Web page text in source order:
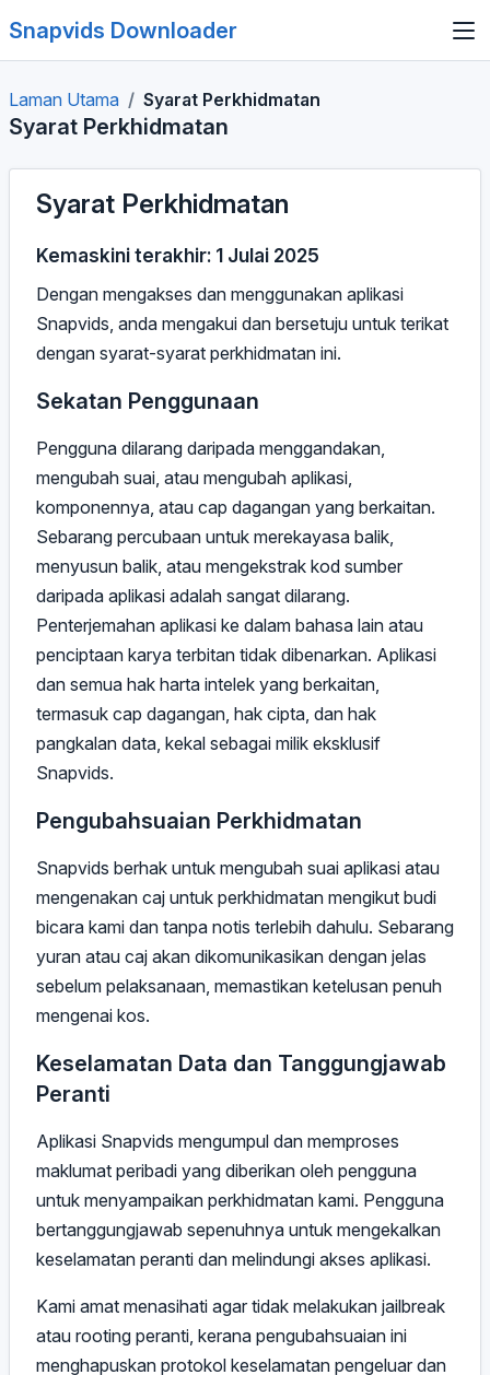
Snapvids Downloader
Laman Utama Syarat Perkhidmatan
Syarat Perkhidmatan
Syarat Perkhidmatan
Kemaskini terakhir: 1 Julai 2025
Dengan mengakses dan menggunakan aplikasi
Snapvids, anda mengakui dan bersetuju untuk terikat
dengan syarat-syarat perkhidmatan ini.
Sekatan Penggunaan
Pengguna dilarang daripada menggandakan,
mengubah suai, atau mengubah aplikasi,
komponennya, atau cap dagangan yang berkaitan.
Sebarang percubaan untuk merekayasa balik,
menyusun balik, atau mengekstrak kod sumber
daripada aplikasi adalah sangat dilarang.
Penterjemahan aplikasi ke dalam bahasa lain atau
penciptaan karya terbitan tidak dibenarkan. Aplikasi
dan semua hak harta intelek yang berkaitan,
termasuk cap dagangan, hak cipta, dan hak
pangkalan data, kekal sebagai milik eksklusif
Snapvids.
Pengubahsuaian Perkhidmatan
Snapvids berhak untuk mengubah suai aplikasi atau
mengenakan caj untuk perkhidmatan mengikut budi
bicara kami dan tanpa notis terlebih dahulu. Sebarang
yuran atau caj akan dikomunikasikan dengan jelas
sebelum pelaksanaan, memastikan ketelusan penuh
mengenai kos.
Keselamatan Data dan Tanggungjawab
Peranti
Aplikasi Snapvids mengumpul dan memproses
maklumat peribadi yang diberikan oleh pengguna
untuk menyampaikan perkhidmatan kami. Pengguna
bertanggungjawab sepenuhnya untuk mengekalkan
keselamatan peranti dan melindungi akses aplikasi.
Kami amat menasihati agar tidak melakukan jailbreak
atau rooting peranti, kerana pengubahsuaian ini
menghapuskan protokol keselamatan pengeluar dan